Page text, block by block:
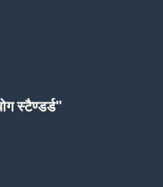
स्टैण्डर्ड"